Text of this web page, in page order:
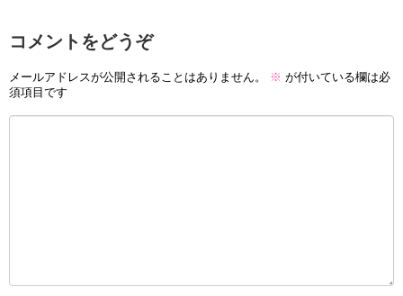
コメントをどうぞ
メールアドレスが公開されることはありません。 ※ が付いている欄は必
須項目です